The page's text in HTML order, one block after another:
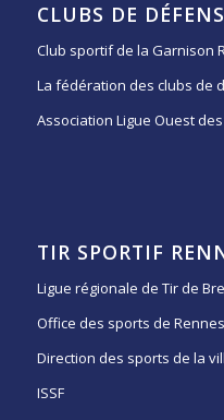
CLUBS DE
Club sportif de la Garnison
La fédération des clubs de
Association Ligue Ouest
TIR SPORTIF
Ligue régionale de Tir de
Office des sports de
Direction des sports de la
ISSF